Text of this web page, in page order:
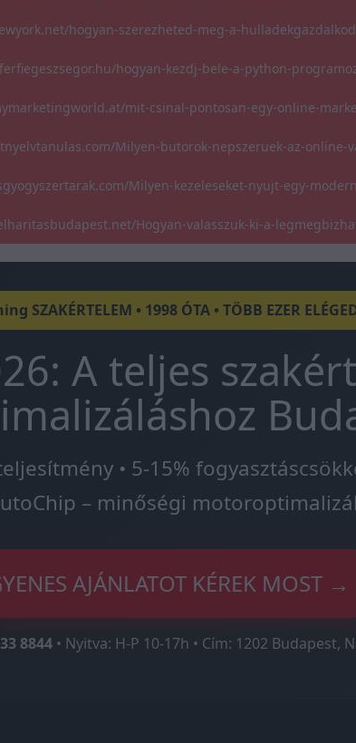
hogyan-szerezheted-meg-a-
hogyan-kezdj-bele-a-python-
mit-csinal-pontosan-egy-online-
Milyen-butorok-nepszeruek-az-online-
Milyen-kezeleseket-nyujt-egy-
Hogyan-valasszuk-ki-a-
SZAKÉRTELEM • 1998 ÓTA • TÖBB EZER
A teljes
• 5-15%
– minőségi
AJÁNLATOT KÉREK MOST →
8844• Nyitva: H-P 10-17h • Cím: 1202 Budapest,